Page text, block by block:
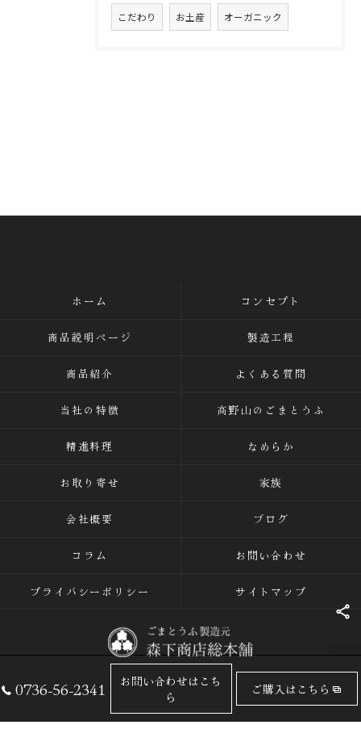
こだわり お土産 オーガニック
0736-56-2341
お問い合わせはこち
ら
ご購入はこちら
ホーム コンセプト
商品説明ページ 製造工程
商品紹介 よくある質問
当社の特徴 高野山のごまとうふ
精進料理 なめらか
お取り寄せ 家族
会社概要 ブログ
コラム お問い合わせ
プライバシーポリシー サイトマップ
© 2026 ごまとうふの専門店なら有限会社森下商店総本舗 ALL RIGHTS
RESERVED.